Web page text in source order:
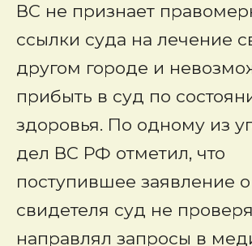
ВС не признает
ссылки суда на лечение
другом городе и
прибыть в суд по
здоровья. По одному из
дел ВС РФ отметил, что
поступившее заявление
свидетеля суд не
направлял запросы в